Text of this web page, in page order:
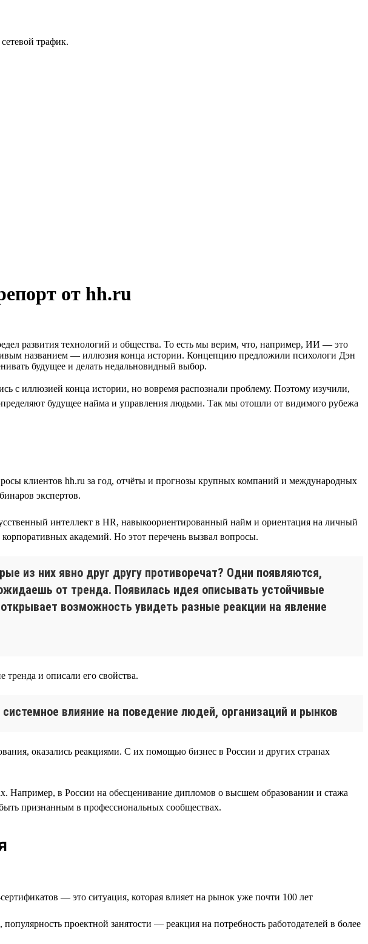
трафик.
от hh.ru
развития технологий и общества. То есть мы верим, что, например, ИИ — это
названием — иллюзия конца истории. Концепцию предложили психологи Дэн
будущее и делать недальновидный выбор.
с иллюзией конца истории, но вовремя распознали проблему. Поэтому изучили,
будущее найма и управления людьми. Так мы отошли от видимого рубежа
клиентов hh.ru за год, отчёты и прогнозы крупных компаний и международных
экспертов.
интеллект в HR, навыкоориентированный найм и ориентация на личный
академий. Но этот перечень вызвал вопросы.
из них явно друг другу противоречат? Одни появляются,
от тренда. Появилась идея описывать устойчивые
возможность увидеть разные реакции на явление
и описали его свойства.
влияние на поведение людей, организаций и рынков
оказались реакциями. С их помощью бизнес в России и других странах
Например, в России на обесценивание дипломов о высшем образовании и стажа
признанным в профессиональных сообществах.
— это ситуация, которая влияет на рынок уже почти 100 лет
проектной занятости — реакция на потребность работодателей в более